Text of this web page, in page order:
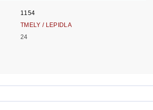
1154
TMELY / LEPIDLA
24